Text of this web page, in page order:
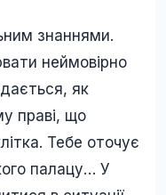
знаннями.
неймовірно
як
праві, що
Тебе оточує
палацу… У